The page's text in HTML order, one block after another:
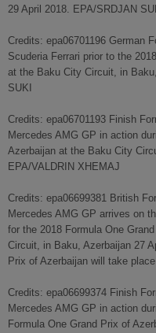
29 April 2018. EPA/SRDJAN
Credits: epa06701196 German
Scuderia Ferrari prior to the
at the Baku City Circuit, in
SUKI
Credits: epa06701193 Finish
Mercedes AMG GP in action
Azerbaijan at the Baku City
EPA/VALDRIN XHEMAJ
Credits: epa06699381 British
Mercedes AMG GP arrives on
for the 2018 Formula One
Circuit, in Baku, Azerbaijan 27
Prix of Azerbaijan will take
Credits: epa06699374 Finish
Mercedes AMG GP in action
Formula One Grand Prix of